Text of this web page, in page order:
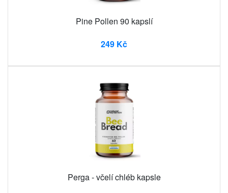
Pine Pollen 90 kapslí
249 Kč
Perga - včelí chléb kapsle